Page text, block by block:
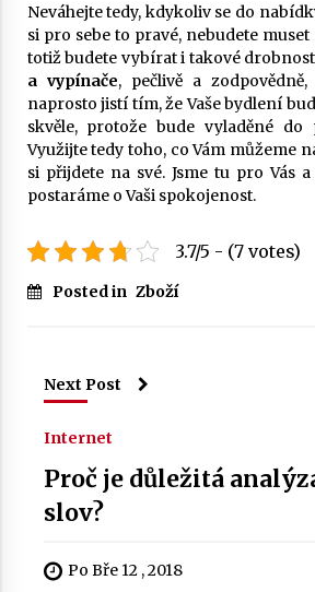
Neváhejte tedy, kdykoliv se do
si pro sebe to pravé, nebudete
totiž budete vybírat i takové
a vypínače, pečlivě a
naprosto jistí tím, že Vaše bydlení
skvěle, protože bude vyladěné do
Využijte tedy toho, co Vám můžeme
si přijdete na své. Jsme tu pro Vás
postaráme o Vaši spokojenost.
3.7/5 - (7 votes)
Posted in Zboží
Next Post
Internet
Proč je důležitá
slov?
Po Bře 12 , 2018